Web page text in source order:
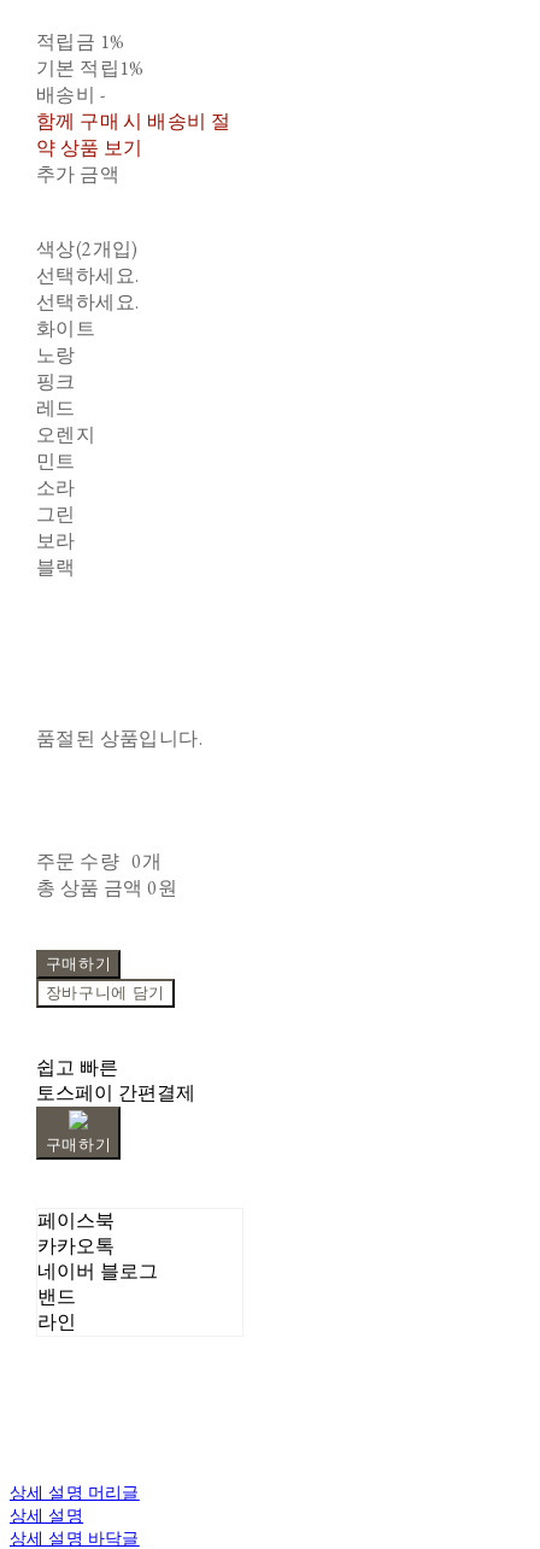
적립금 1%
기본 적립1%
배송비 -
함께 구매 시 배송비 절
약 상품 보기
추가 금액
색상(2개입)
선택하세요.
선택하세요.
화이트
노랑
핑크
레드
오렌지
민트
소라
그린
보라
블랙
품절된 상품입니다.
주문 수량 0개
총 상품 금액 0원
구매하기
장바구니에 담기
쉽고 빠른
토스페이 간편결제
구매하기
페이스북
카카오톡
네이버 블로그
밴드
라인
상세 설명 머리글
상세 설명
상세 설명 바닥글